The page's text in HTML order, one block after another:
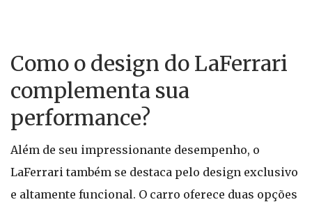
Como o design do LaFerrari
complementa sua
performance?
Além de seu impressionante desempenho, o
LaFerrari também se destaca pelo design exclusivo
e altamente funcional. O carro oferece duas opções